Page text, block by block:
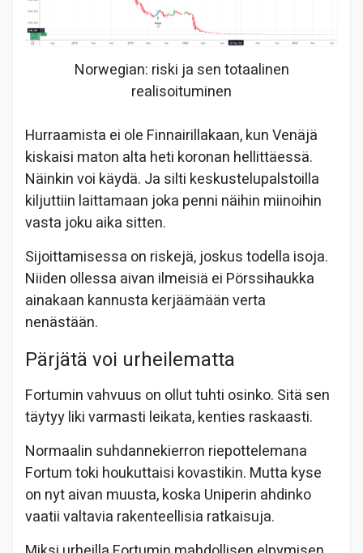
Norwegian: riski ja sen totaalinen
realisoituminen
Hurraamista ei ole Finnairillakaan, kun Venäjä
kiskaisi maton alta heti koronan hellittäessä.
Näinkin voi käydä. Ja silti keskustelupalstoilla
kiljuttiin laittamaan joka penni näihin miinoihin
vasta joku aika sitten.
Sijoittamisessa on riskejä, joskus todella isoja.
Niiden ollessa aivan ilmeisiä ei Pörssihaukka
ainakaan kannusta kerjäämään verta
nenästään.
Pärjätä voi urheilematta
Fortumin vahvuus on ollut tuhti osinko. Sitä sen
täytyy liki varmasti leikata, kenties raskaasti.
Normaalin suhdannekierron riepottelemana
Fortum toki houkuttaisi kovastikin. Mutta kyse
on nyt aivan muusta, koska Uniperin ahdinko
vaatii valtavia rakenteellisia ratkaisuja.